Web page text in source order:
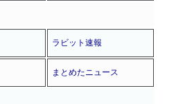
ラビット速報
まとめたニュース